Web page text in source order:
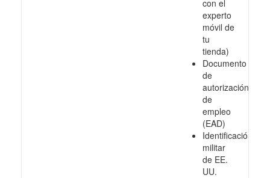
con el
experto
móvil de
tu
tienda)
Documento
de
autorización
de
empleo
(EAD)
Identificación
militar
de EE.
UU.